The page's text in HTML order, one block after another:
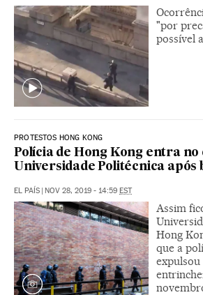
"por
possível
PROTESTOS HONG KONG
Polícia de Hong Kong entra no
Universidade Politécnica após
EL PAÍS | NOV 28, 2019 - 14:59 EST
Assim
Hong
que a
expulsou